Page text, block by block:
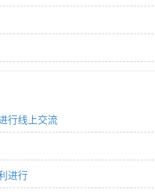
行线上交流
进行